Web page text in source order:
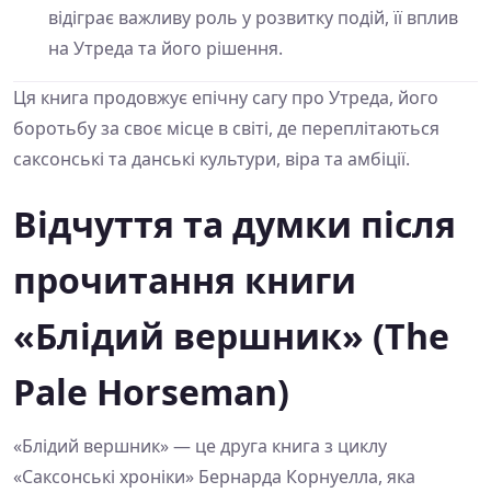
відіграє важливу роль у розвитку подій, її вплив
на Утреда та його рішення.
Ця книга продовжує епічну сагу про Утреда, його
боротьбу за своє місце в світі, де переплітаються
саксонські та данські культури, віра та амбіції.
Відчуття та думки після
прочитання книги
«Блідий вершник» (The
Pale Horseman)
«Блідий вершник» — це друга книга з циклу
«Саксонські хроніки» Бернарда Корнуелла, яка